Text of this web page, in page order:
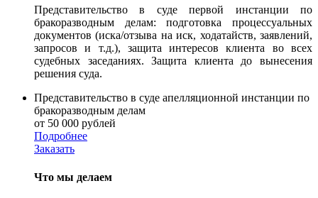
Представительство в суде первой инстанции по
бракоразводным делам: подготовка процессуальных
документов (иска/отзыва на иск, ходатайств, заявлений,
запросов и т.д.), защита интересов клиента во всех
судебных заседаниях. Защита клиента до вынесения
решения суда.
Представительство в суде апелляционной инстанции по
бракоразводным делам
от 50 000 рублей
Подробнее
Заказать
Что мы делаем